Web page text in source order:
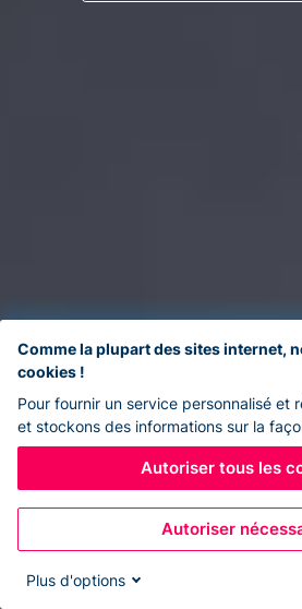
Comme la plupart des sites internet,
cookies !
Pour fournir un service personnalisé et
et stockons des informations sur la
Autoriser tous les
Autoriser
Plus d'options